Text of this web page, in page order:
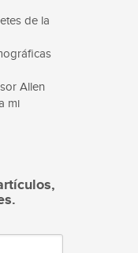
de la
Allen
mi